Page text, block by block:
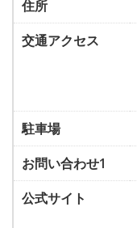
住所
交通アクセス
駐車場
お問い合わせ1
公式サイト